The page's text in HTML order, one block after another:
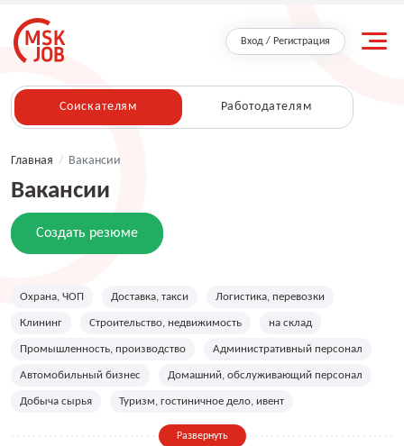
Вход / Регистрация
Соискателям Работодателям
Главная / Вакансии
Вакансии
Создать резюме
Охрана, ЧОП Доставка, такси Логистика, перевозки
Клининг Строительство, недвижимость на склад
Промышленность, производство Административный персонал
Автомобильный бизнес Домашний, обслуживающий персонал
Добыча сырья Туризм, гостиничное дело, ивент
Дизайн, искусство, ивент
Развернуть